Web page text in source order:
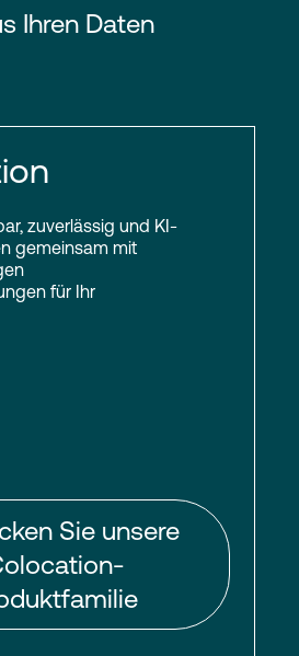
Ihren Daten
zuverlässig und KI-
gemeinsam mit
für Ihr
Sie unsere